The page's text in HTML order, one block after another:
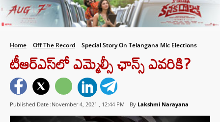
Home Off The Record Special Story On Telangana Mlc Elections
టీఆర్ఎస్‌లో ఎమ్మెల్సీ ఛాన్స్‌ ఎవరికి?
Published Date :November 4, 2021 , 12:44 PM By Lakshmi Narayana